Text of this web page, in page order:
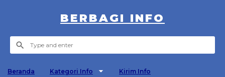
BERBAGI INFO
Beranda Kategori Info Kirim Info